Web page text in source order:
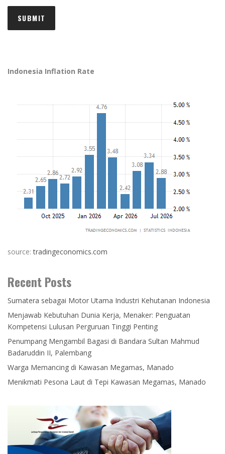
Indonesia Inflation Rate
source:tradingeconomics.com
Recent Posts
Sumatera sebagai Motor Utama Industri Kehutanan Indonesia
Menjawab Kebutuhan Dunia Kerja, Menaker: Penguatan
Kompetensi Lulusan Perguruan Tinggi Penting
Penumpang Mengambil Bagasi di Bandara Sultan Mahmud
Badaruddin II, Palembang
Warga Memancing di Kawasan Megamas, Manado
Menikmati Pesona Laut di Tepi Kawasan Megamas, Manado